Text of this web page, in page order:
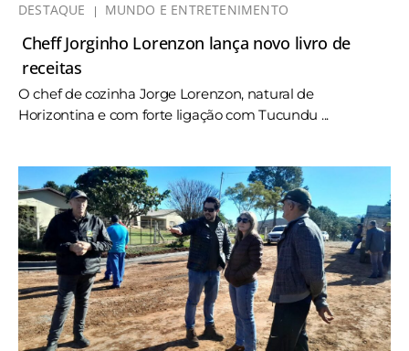
DESTAQUE MUNDO E ENTRETENIMENTO
Cheff Jorginho Lorenzon lança novo livro de
receitas
O chef de cozinha Jorge Lorenzon, natural de
Horizontina e com forte ligação com Tucundu ...